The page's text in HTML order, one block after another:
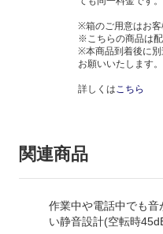
※箱のご用意はお客
※こちらの商品は配
※本商品到着後に別
お願いいたします。
詳しくはこちら
関連商品
作業中や電話中でも音
い静音設計(空転時